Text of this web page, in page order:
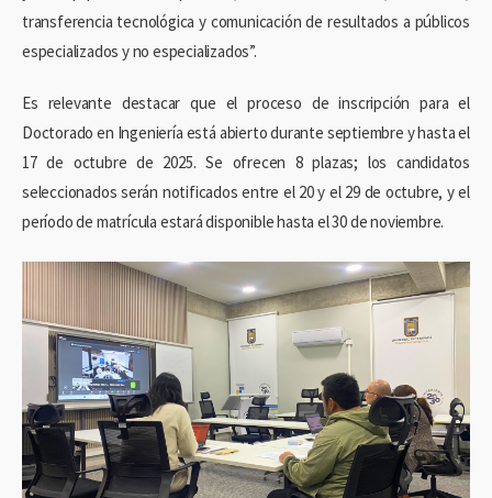
transferencia tecnológica y comunicación de resultados a públicos
especializados y no especializados”.
Es relevante destacar que el proceso de inscripción para el
Doctorado en Ingeniería está abierto durante septiembre y hasta el
17 de octubre de 2025. Se ofrecen 8 plazas; los candidatos
seleccionados serán notificados entre el 20 y el 29 de octubre, y el
período de matrícula estará disponible hasta el 30 de noviembre.